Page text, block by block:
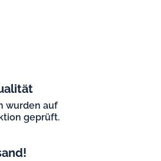
wurden auf
geprüft.